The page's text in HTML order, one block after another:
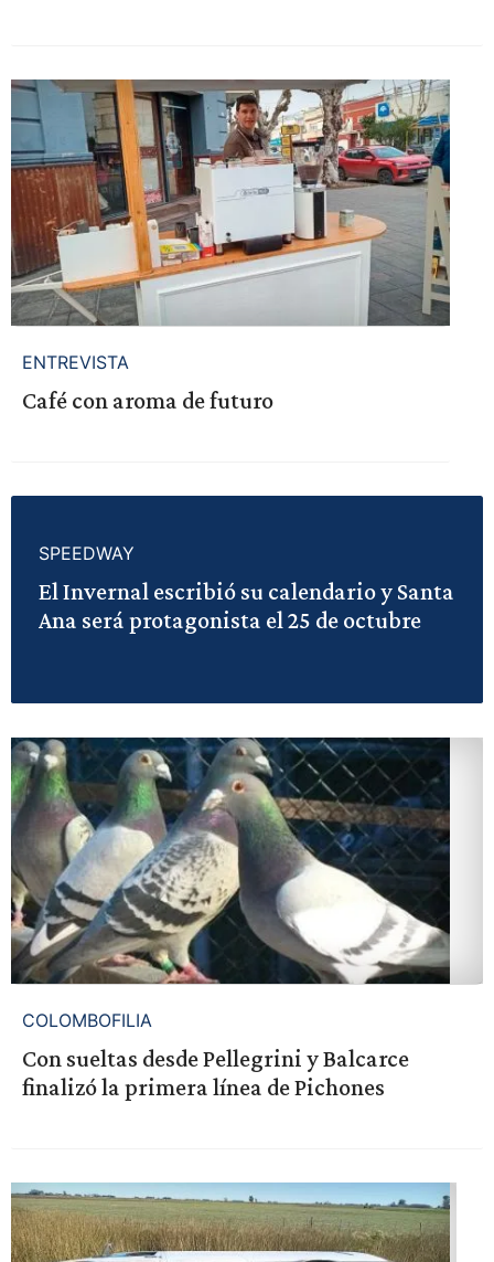
ENTREVISTA
Café con aroma de futuro
SPEEDWAY
El Invernal escribió su calendario y Santa
Ana será protagonista el 25 de octubre
COLOMBOFILIA
Con sueltas desde Pellegrini y Balcarce
finalizó la primera línea de Pichones